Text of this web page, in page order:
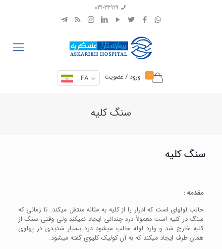
031-32929
0 ورود / عضویت FA
سنگ کلیه
سنگ کلیه
مقدمه :
حالب لوله­ای است که ادرار را از کلیه به مثانه منتقل می­کند. تا زمانی که
سنگ در کلیه است معمولأ درد چندانی ایجاد نمی­کند ولی وقتی سنگ از
کلیه خارج شد و وارد لوله حالب می­شود درد بسیار شدیدی در پهلوی
همان طرف ایجاد می­کند که به آن کولیک کلیوی گفته می­شود.